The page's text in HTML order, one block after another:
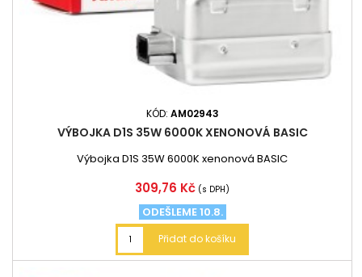
KÓD: AM02943
VÝBOJKA D1S 35W 6000K XENONOVÁ BASIC
Výbojka D1S 35W 6000K xenonová BASIC
Cena
309,76 Kč (s DPH)
ODEŠLEME 10.8.
Přidat do košíku